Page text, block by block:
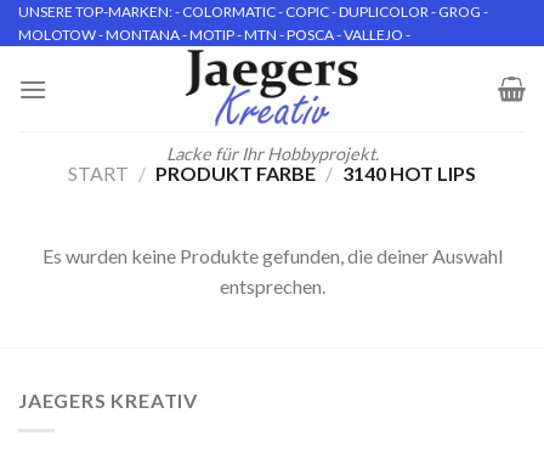
Skip
to
UNSERE TOP-MARKEN: - COLORMATIC - COPIC - DUPLICOLOR - GROG -
MOLOTOW - MONTANA - MOTIP - MTN - POSCA - VALLEJO -
Lacke für Ihr Hobbyprojekt.
START / PRODUKT FARBE / 3140 HOT LIPS
Es wurden keine Produkte gefunden, die deiner Auswahl
entsprechen.
JAEGERS KREATIV